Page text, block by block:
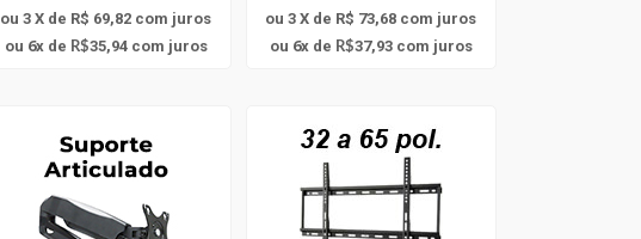
ou 3 X de R$ 69,82 com juros
ou 6x de R$35,94com juros
ou 3 X de R$ 73,68 com juros
ou 6x de R$37,93com juros